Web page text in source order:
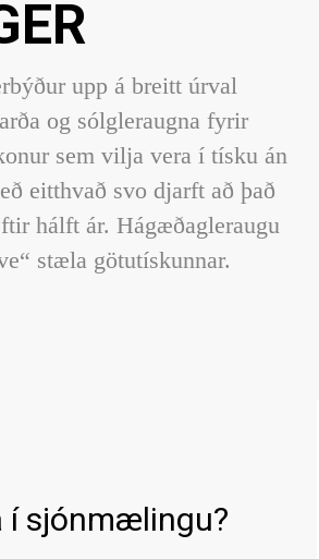
upp á breitt úrval
og sólgleraugna fyrir
sem vilja vera í tísku án
eitthvað svo djarft að það
hálft ár. Hágæðagleraugu
stæla götutískunnar.
í sjónmælingu?